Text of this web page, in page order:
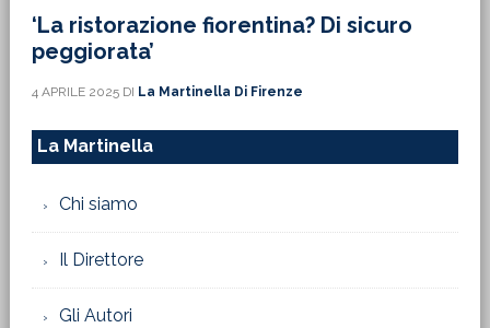
‘La ristorazione fiorentina? Di sicuro
peggiorata’
4 APRILE 2025DI La Martinella Di Firenze
La Martinella
Chi siamo
Il Direttore
Gli Autori